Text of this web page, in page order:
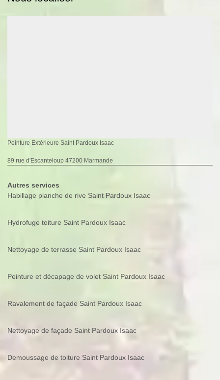
Peinture Extérieure Saint Pardoux Isaac
89 rue d'Escanteloup 47200 Marmande
Autres services
Habillage planche de rive Saint Pardoux Isaac
Hydrofuge toiture Saint Pardoux Isaac
Nettoyage de terrasse Saint Pardoux Isaac
Peinture et décapage de volet Saint Pardoux Isaac
Ravalement de façade Saint Pardoux Isaac
Nettoyage de façade Saint Pardoux Isaac
Demoussage de toiture Saint Pardoux Isaac